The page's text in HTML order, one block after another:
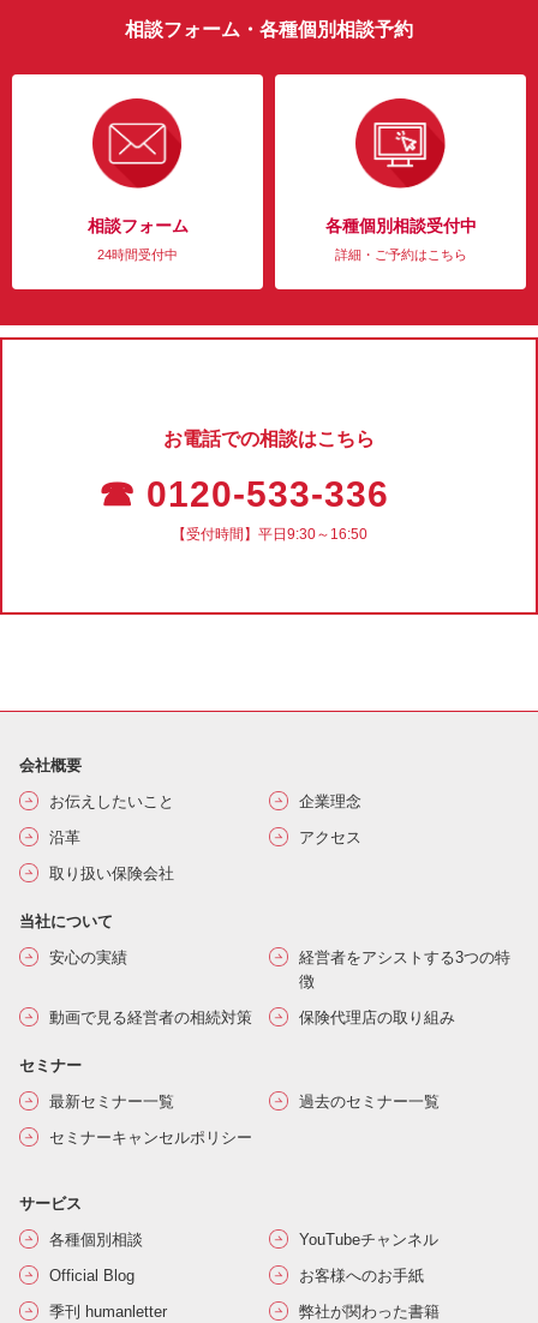
相談フォーム・各種個別相談予約
相談フォーム
24時間受付中
各種個別相談受付中
詳細・ご予約はこちら
お電話での相談はこちら
☎ 0120-533-336
【受付時間】平日9:30～16:50
会社概要
お伝えしたいこと
企業理念
沿革
アクセス
取り扱い保険会社
当社について
安心の実績
経営者をアシストする3つの特
徴
動画で見る経営者の相続対策
保険代理店の取り組み
セミナー
最新セミナー一覧
過去のセミナー一覧
セミナーキャンセルポリシー
サービス
各種個別相談
YouTubeチャンネル
Official Blog
お客様へのお手紙
季刊 humanletter
弊社が関わった書籍